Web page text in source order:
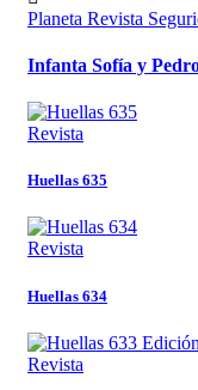
Planeta Revista
Infanta Sofía y
Revista
Huellas 635
Revista
Huellas 634
Revista